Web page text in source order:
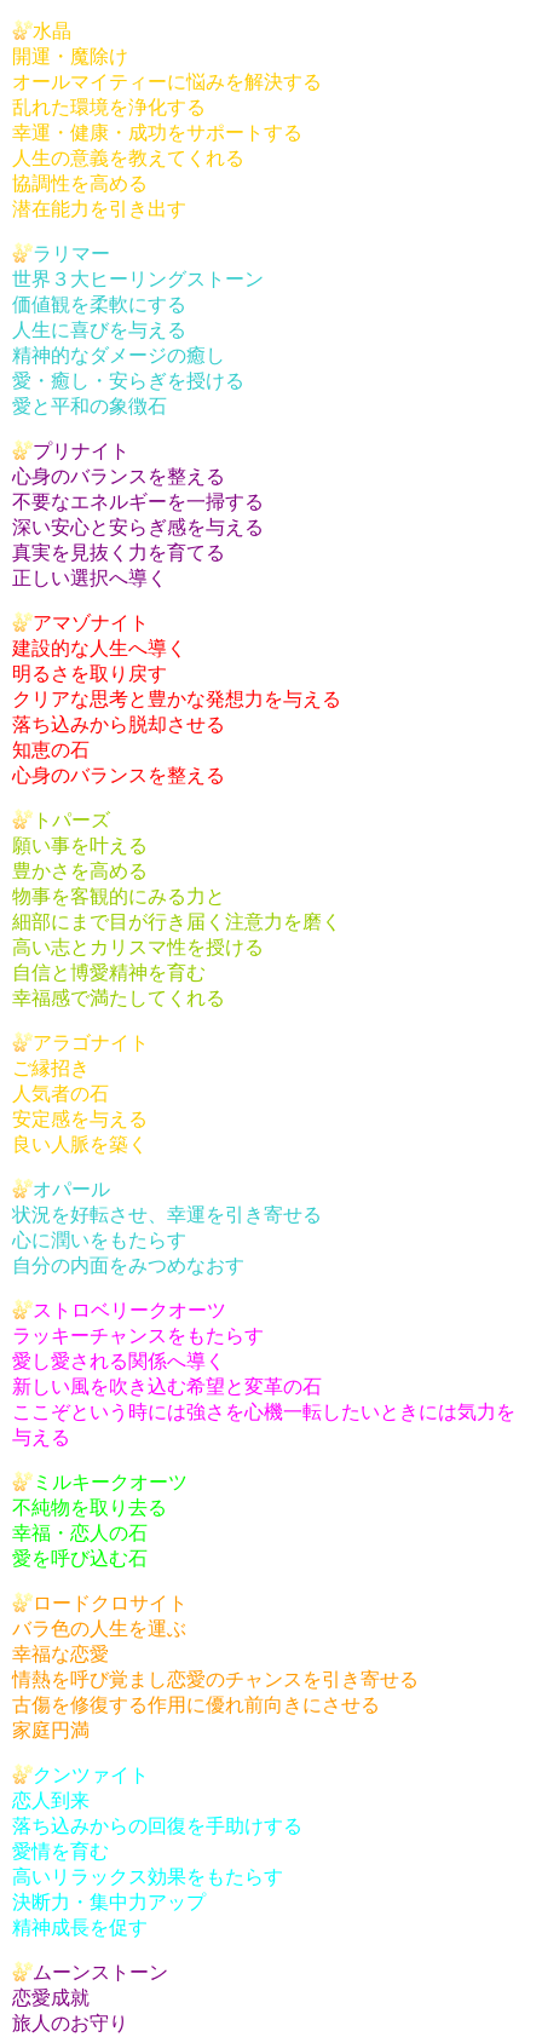
水晶
開運・魔除け
オールマイティーに悩みを解決する
乱れた環境を浄化する
幸運・健康・成功をサポートする
人生の意義を教えてくれる
協調性を高める
潜在能力を引き出す
ラリマー
世界３大ヒーリングストーン
価値観を柔軟にする
人生に喜びを与える
精神的なダメージの癒し
愛・癒し・安らぎを授ける
愛と平和の象徴石
プリナイト
心身のバランスを整える
不要なエネルギーを一掃する
深い安心と安らぎ感を与える
真実を見抜く力を育てる
正しい選択へ導く
アマゾナイト
建設的な人生へ導く
明るさを取り戻す
クリアな思考と豊かな発想力を与える
落ち込みから脱却させる
知恵の石
心身のバランスを整える
トパーズ
願い事を叶える
豊かさを高める
物事を客観的にみる力と
細部にまで目が行き届く注意力を磨く
高い志とカリスマ性を授ける
自信と博愛精神を育む
幸福感で満たしてくれる
アラゴナイト
ご縁招き
人気者の石
安定感を与える
良い人脈を築く
オパール
状況を好転させ、幸運を引き寄せる
心に潤いをもたらす
自分の内面をみつめなおす
ストロベリークオーツ
ラッキーチャンスをもたらす
愛し愛される関係へ導く
新しい風を吹き込む希望と変革の石
ここぞという時には強さを心機一転したいときには気力を
与える
ミルキークオーツ
不純物を取り去る
幸福・恋人の石
愛を呼び込む石
ロードクロサイト
バラ色の人生を運ぶ
幸福な恋愛
情熱を呼び覚まし恋愛のチャンスを引き寄せる
古傷を修復する作用に優れ前向きにさせる
家庭円満
クンツァイト
恋人到来
落ち込みからの回復を手助けする
愛情を育む
高いリラックス効果をもたらす
決断力・集中力アップ
精神成長を促す
ムーンストーン
恋愛成就
旅人のお守り